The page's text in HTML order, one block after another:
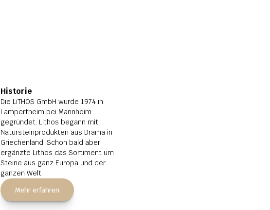
Historie
Die LiTHOS GmbH wurde 1974 in
Lampertheim bei Mannheim
gegründet. Lithos begann mit
Natursteinprodukten aus Drama in
Griechenland. Schon bald aber
ergänzte Lithos das Sortiment um
Steine aus ganz Europa und der
ganzen Welt.
Mehr erfahren